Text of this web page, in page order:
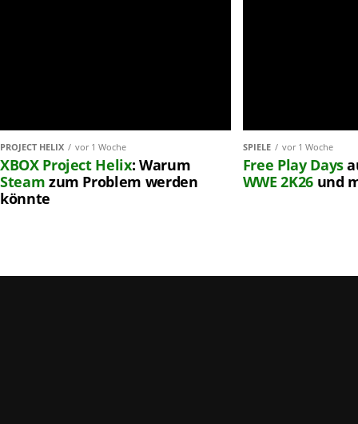
PROJECT HELIX vor 1 Woche
XBOX Project Helix: Warum
Steam zum Problem werden
könnte
SPIELE vor 1 Woche
Free Play Days
WWE 2K26und